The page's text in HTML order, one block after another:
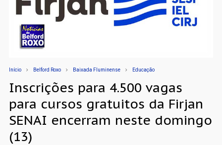
Início Belford Roxo Baixada Fluminense Educação
Inscrições para 4.500 vagas
para cursos gratuitos da Firjan
SENAI encerram neste domingo
(13)